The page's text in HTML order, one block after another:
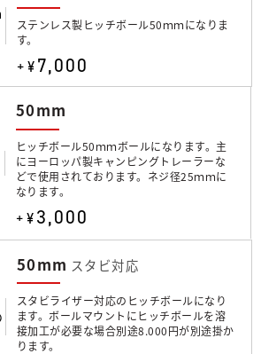
ステンレス製ヒッチボール50ｍｍになりま
す。
+¥7,000
50mm
ヒッチボール50ｍｍボールになります。主
にヨーロッパ製キャンピングトレーラーな
どで使用されております。ネジ径25ｍｍに
なります。
+¥3,000
50mm スタビ対応
スタビライザー対応のヒッチボールになり
ます。ボールマウントにヒッチボールを溶
接加工が必要な場合別途8.000円が別途掛か
ります。